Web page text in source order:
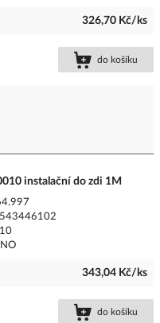
326,70 Kč/ks
do košíku
instalační do zdi 1M
343,04 Kč/ks
do košíku